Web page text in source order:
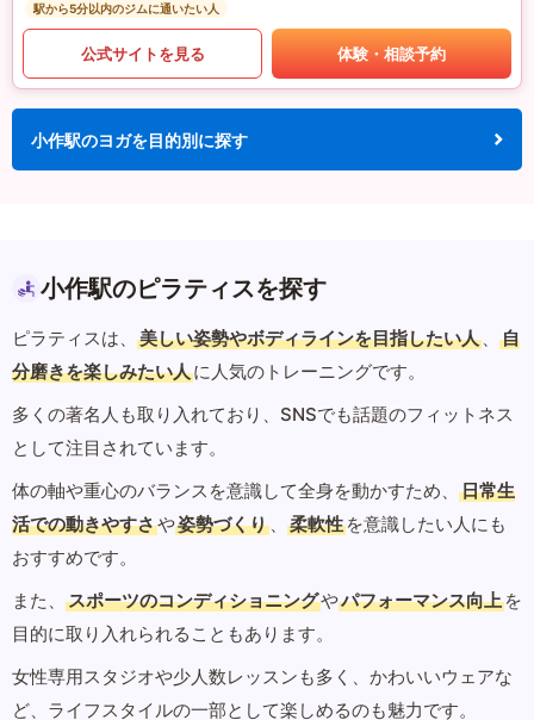
駅から5分以内のジムに通いたい人
公式サイトを見る 体験・相談予約
小作駅のヨガを目的別に探す
小作駅のピラティスを探す
ピラティスは、 美しい姿勢やボディラインを目指したい人 、
自
分磨きを楽しみたい人に人気のトレーニングです。
多くの著名人も取り入れており、SNSでも話題のフィットネス
として注目されています。
体の軸や重心のバランスを意識して全身を動かすため、
日常生
活での動きやすさや姿勢づくり 、 柔軟性 を意識したい人にも
おすすめです。
また、
スポーツのコンディショニングやパフォーマンス向上 を
目的に取り入れられることもあります。
女性専用スタジオや少人数レッスンも多く、かわいいウェアな
ど、ライフスタイルの一部として楽しめるのも魅力です。